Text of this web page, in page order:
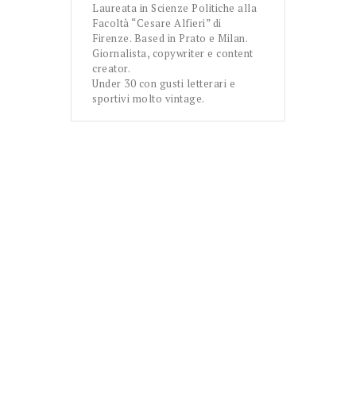
Laureata in Scienze Politiche alla
Facoltà “Cesare Alfieri” di
Firenze. Based in Prato e Milan.
Giornalista, copywriter e content
creator.
Under 30 con gusti letterari e
sportivi molto vintage.